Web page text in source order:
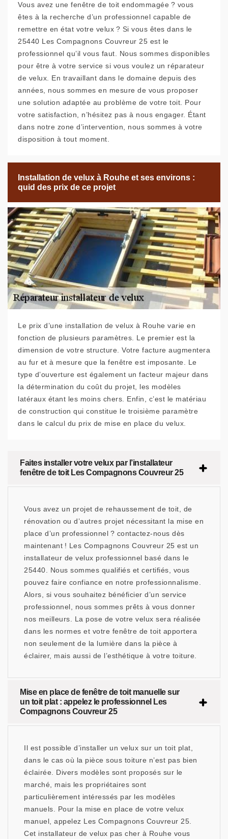
Vous avez une fenêtre de toit endommagée ? vous
êtes à la recherche d’un professionnel capable de
remettre en état votre velux ? Si vous êtes dans le
25440 Les Compagnons Couvreur 25 est le
professionnel qu’il vous faut. Nous sommes disponibles
pour être à votre service si vous voulez un réparateur
de velux. En travaillant dans le domaine depuis des
années, nous sommes en mesure de vous proposer
une solution adaptée au problème de votre toit. Pour
votre satisfaction, n’hésitez pas à nous engager. Étant
dans notre zone d’intervention, nous sommes à votre
disposition à tout moment.
Installation de velux à Rouhe et ses environs :
quid des prix de ce projet
Le prix d’une installation de velux à Rouhe varie en
fonction de plusieurs paramètres. Le premier est la
dimension de votre structure. Votre facture augmentera
au fur et à mesure que la fenêtre est imposante. Le
type d’ouverture est également un facteur majeur dans
la détermination du coût du projet, les modèles
latéraux étant les moins chers. Enfin, c’est le matériau
de construction qui constitue le troisième paramètre
dans le calcul du prix de mise en place du velux.
Faites installer votre velux par l’installateur
fenêtre de toit Les Compagnons Couvreur 25
Vous avez un projet de rehaussement de toit, de
rénovation ou d’autres projet nécessitant la mise en
place d’un professionnel ? contactez-nous dès
maintenant ! Les Compagnons Couvreur 25 est un
installateur de velux professionnel basé dans le
25440. Nous sommes qualifiés et certifiés, vous
pouvez faire confiance en notre professionnalisme.
Alors, si vous souhaitez bénéficier d’un service
professionnel, nous sommes prêts à vous donner
nos meilleurs. La pose de votre velux sera réalisée
dans les normes et votre fenêtre de toit apportera
non seulement de la lumière dans la pièce à
éclairer, mais aussi de l’esthétique à votre toiture.
Mise en place de fenêtre de toit manuelle sur
un toit plat : appelez le professionnel Les
Compagnons Couvreur 25
Il est possible d’installer un velux sur un toit plat,
dans le cas où la pièce sous toiture n’est pas bien
éclairée. Divers modèles sont proposés sur le
marché, mais les propriétaires sont
particulièrement intéressés par les modèles
manuels. Pour la mise en place de votre velux
manuel, appelez Les Compagnons Couvreur 25.
Cet installateur de velux pas cher à Rouhe vous